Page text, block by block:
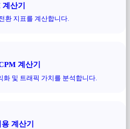
산기
환 지표를 계산합니다.
계산기
화 및 트래픽 가치를 분석합니다.
계산기